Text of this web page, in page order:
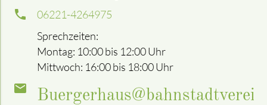
06221-4264975
Sprechzeiten:
Montag: 10:00 bis 12:00 Uhr
Mittwoch: 16:00 bis 18:00 Uhr